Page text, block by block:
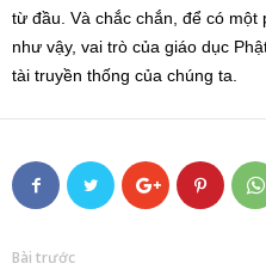
từ đầu. Và chắc chắn, để có một
như vậy, vai trò của giáo dục
tài truyền thống của chúng ta.
Bài trước